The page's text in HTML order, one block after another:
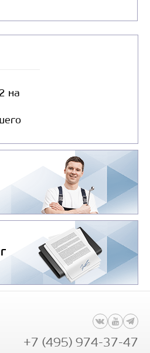
Узнать цену
ЧМЗАП-99905-
на
+7 (495) 974-37-47